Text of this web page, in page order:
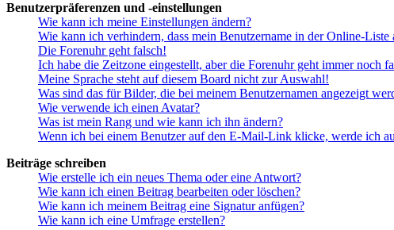
Benutzerpräferenzen und -einstellungen
Wie kann ich meine Einstellungen ändern?
Wie kann ich verhindern, dass mein Benutzername in der Online-Liste
Die Forenuhr geht falsch!
Ich habe die Zeitzone eingestellt, aber die Forenuhr geht immer noch
Meine Sprache steht auf diesem Board nicht zur Auswahl!
Was sind das für Bilder, die bei meinem Benutzernamen angezeigt
Wie verwende ich einen Avatar?
Was ist mein Rang und wie kann ich ihn ändern?
Wenn ich bei einem Benutzer auf den E-Mail-Link klicke, werde ich
Beiträge schreiben
Wie erstelle ich ein neues Thema oder eine Antwort?
Wie kann ich einen Beitrag bearbeiten oder löschen?
Wie kann ich meinem Beitrag eine Signatur anfügen?
Wie kann ich eine Umfrage erstellen?